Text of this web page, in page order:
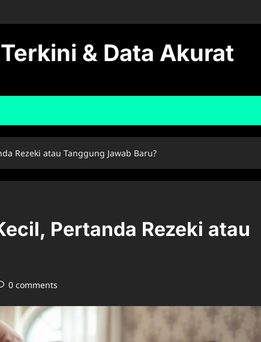
& Data Akurat
Rezeki atau Tanggung Jawab Baru?
Pertanda Rezeki atau
0 comments